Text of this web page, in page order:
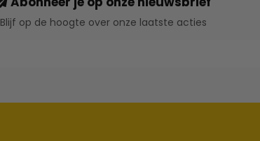
Blijf op de hoogte over onze laatste acties